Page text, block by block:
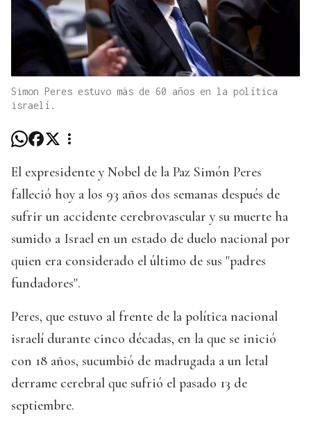
Simon Peres estuvo más de 60 años en la política
israelí.
El expresidente y Nobel de la Paz Simón Peres
falleció hoy a los 93 años dos semanas después de
sufrir un accidente cerebrovascular y su muerte ha
sumido a Israel en un estado de duelo nacional por
quien era considerado el último de sus "padres
fundadores".
Peres, que estuvo al frente de la política nacional
israelí durante cinco décadas, en la que se inició
con 18 años, sucumbió de madrugada a un letal
derrame cerebral que sufrió el pasado 13 de
septiembre.